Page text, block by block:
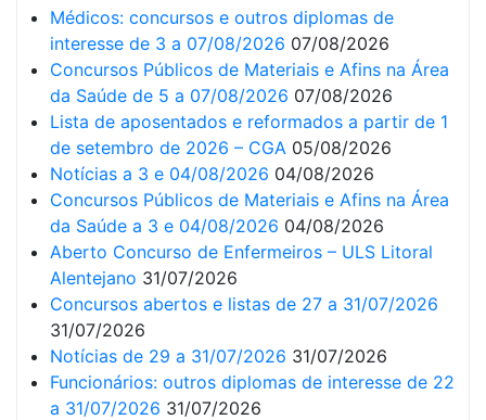
Médicos: concursos e outros diplomas de
interesse de 3 a 07/08/2026 07/08/2026
Concursos Públicos de Materiais e Afins na Área
da Saúde de 5 a 07/08/2026 07/08/2026
Lista de aposentados e reformados a partir de 1
de setembro de 2026 – CGA 05/08/2026
Notícias a 3 e 04/08/2026 04/08/2026
Concursos Públicos de Materiais e Afins na Área
da Saúde a 3 e 04/08/2026 04/08/2026
Aberto Concurso de Enfermeiros – ULS Litoral
Alentejano 31/07/2026
Concursos abertos e listas de 27 a 31/07/2026
31/07/2026
Notícias de 29 a 31/07/2026 31/07/2026
Funcionários: outros diplomas de interesse de 22
a 31/07/2026 31/07/2026